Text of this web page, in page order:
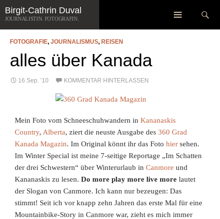
Zum
Inhalt
springen
Suchen
SCHLAGWORT-ARCHIV: TRAVEL ALBERTA
FOTOGRAFIE, JOURNALISMUS, REISEN
alles über Kanada
16 Sep. ’10 KOMMENTAR HINTERLASSEN
Mein Foto vom Schneeschuhwandern inKananaskis
Country, Alberta, ziert die neuste Ausgabe des360 Grad
Kanada Magazin. Im Original könnt ihr das Fotohiersehen.
Im Winter Special ist meine 7-seitige Reportage „Im Schatten
der drei Schwestern“ über Winterurlaub inCanmore und
Kananaskis zu lesen. Do more play more live more lautet
der Slogan von Canmore. Ich kann nur bezeugen: Das
stimmt! Seit ich vor knappzehn Jahren das erste Mal für eine
Mountainbike-Story in Canmore war, zieht es mich immer
Birgit-Cathrin Duval
JOURNALISTIN. FOTOGRAFIN.